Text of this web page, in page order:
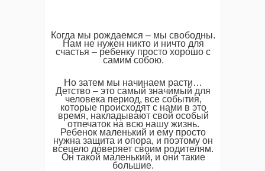
Когда мы рождаемся – мы свободны.
Нам не нужен никто и ничто для
счастья – ребенку просто хорошо с
самим собою.
Но затем мы начинаем расти…
Детство – это самый значимый для
человека период, все события,
которые происходят с нами в это
время, накладывают свой особый
отпечаток на всю нашу жизнь.
Ребенок маленький и ему просто
нужна защита и опора, и поэтому он
всецело доверяет своим родителям.
Он такой маленький, и они такие
большие.